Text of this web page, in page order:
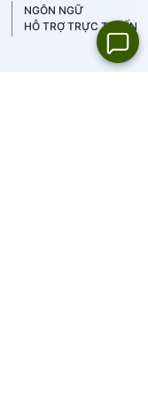
NGÔN NGỮ
HỖ TRỢ TRỰC TUYẾN